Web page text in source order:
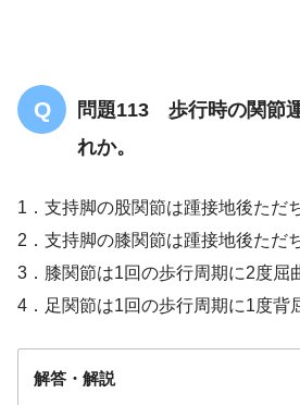
問題113 歩行時の関節
れか。
1．支持脚の股関節は踵接地後ただ
2．支持脚の膝関節は踵接地後ただ
3．膝関節は1回の歩行周期に2度屈
4．足関節は1回の歩行周期に1度背
解答・解説